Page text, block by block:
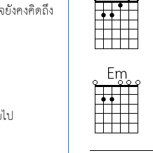
ยังคงคิดถึง
ป